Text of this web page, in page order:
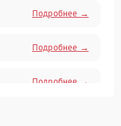
Подробнее →
Подробнее →
Подробнее →